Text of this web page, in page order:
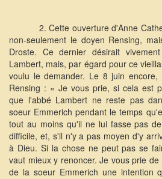
2. Cette ouverture d'Anne
non-seulement le doyen Rensing,
Droste. Ce dernier désirait
Lambert, mais, par égard pour ce
voulu le demander. Le 8 juin
Rensing : « Je vous prie, si cela est
que l'abbé Lambert ne reste pas
soeur Emmerich pendant le temps
tout au moins qu'il ne lui fasse pas
difficile, et, s'il n'y a pas moyen d'y
à Dieu. Si la chose ne peut pas se
vaut mieux y renoncer. Je vous prie
de la soeur Emmerich une intention